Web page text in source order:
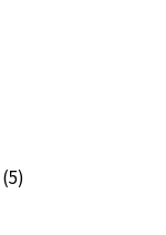
(5)